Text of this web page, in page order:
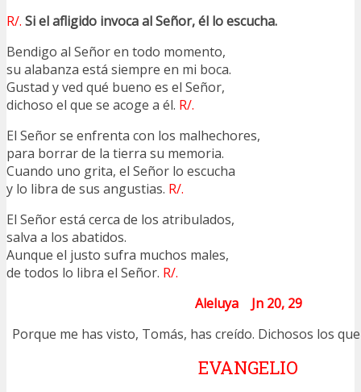
R/. Si el afligido invoca al Señor, él lo escucha.
Bendigo al Señor en todo momento,
su alabanza está siempre en mi boca.
Gustad y ved qué bueno es el Señor,
dichoso el que se acoge a él. R/.
El Señor se enfrenta con los malhechores,
para borrar de la tierra su memoria.
Cuando uno grita, el Señor lo escucha
y lo libra de sus angustias. R/.
El Señor está cerca de los atribulados,
salva a los abatidos.
Aunque el justo sufra muchos males,
de todos lo libra el Señor. R/.
Aleluya Jn 20, 29
Porque me has visto, Tomás, has creído. Dichosos los
EVANGELIO